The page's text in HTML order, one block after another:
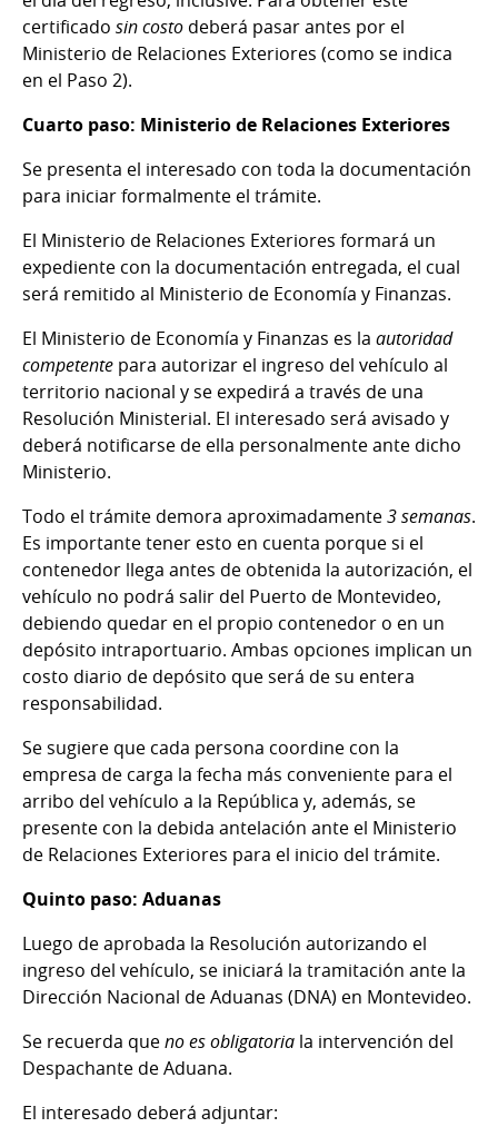
certificado sin costo deberá pasar antes por el
Ministerio de Relaciones Exteriores (como se indica
en el Paso 2).
Cuarto paso: Ministerio de Relaciones Exteriores
Se presenta el interesado con toda la documentación
para iniciar formalmente el trámite.
El Ministerio de Relaciones Exteriores formará un
expediente con la documentación entregada, el cual
será remitido al Ministerio de Economía y Finanzas.
El Ministerio de Economía y Finanzas es la autoridad
competente para autorizar el ingreso del vehículo al
territorio nacional y se expedirá a través de una
Resolución Ministerial. El interesado será avisado y
deberá notificarse de ella personalmente ante dicho
Ministerio.
Todo el trámite demora aproximadamente3 semanas.
Es importante tener esto en cuenta porque si el
contenedor llega antes de obtenida la autorización, el
vehículo no podrá salir del Puerto de Montevideo,
debiendo quedar en el propio contenedor o en un
depósito intraportuario. Ambas opciones implican un
costo diario de depósito que será de su entera
responsabilidad.
Se sugiere que cada persona coordine con la
empresa de carga la fecha más conveniente para el
arribo del vehículo a la República y, además, se
presente con la debida antelación ante el Ministerio
de Relaciones Exteriores para el inicio del trámite.
Quinto paso: Aduanas
Luego de aprobada la Resolución autorizando el
ingreso del vehículo, se iniciará la tramitación ante la
Dirección Nacional de Aduanas (DNA) en Montevideo.
Se recuerda queno es obligatoria la intervención del
Despachante de Aduana.
El interesado deberá adjuntar: